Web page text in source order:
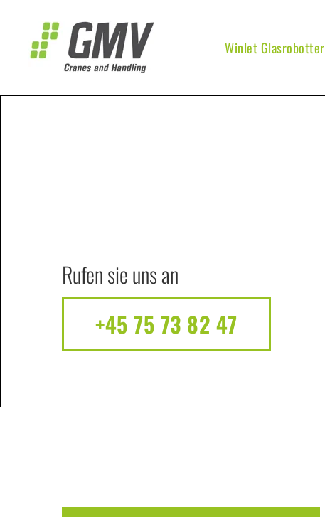
Zum Hauptinhalt springen Winlet Glasrobotter
Rufen sie uns an
+45 75 73 82 47